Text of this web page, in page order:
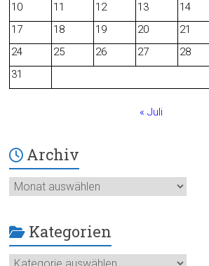
10
11 12 13 14
17
18 19 20 21
24
25 26 27 28
31
« Juli
Archiv
Archiv
Kategorien
Kategorien